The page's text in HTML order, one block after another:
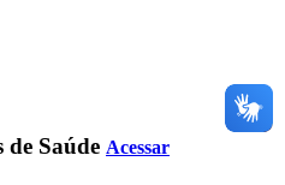
de Saúde Acessar